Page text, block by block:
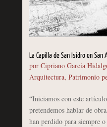
La Capilla de San Isidro en San
por Cipriano García
Arquitectura, Patrimonio
“Iniciamos con este
pretendemos hablar de
han perdido para siempre